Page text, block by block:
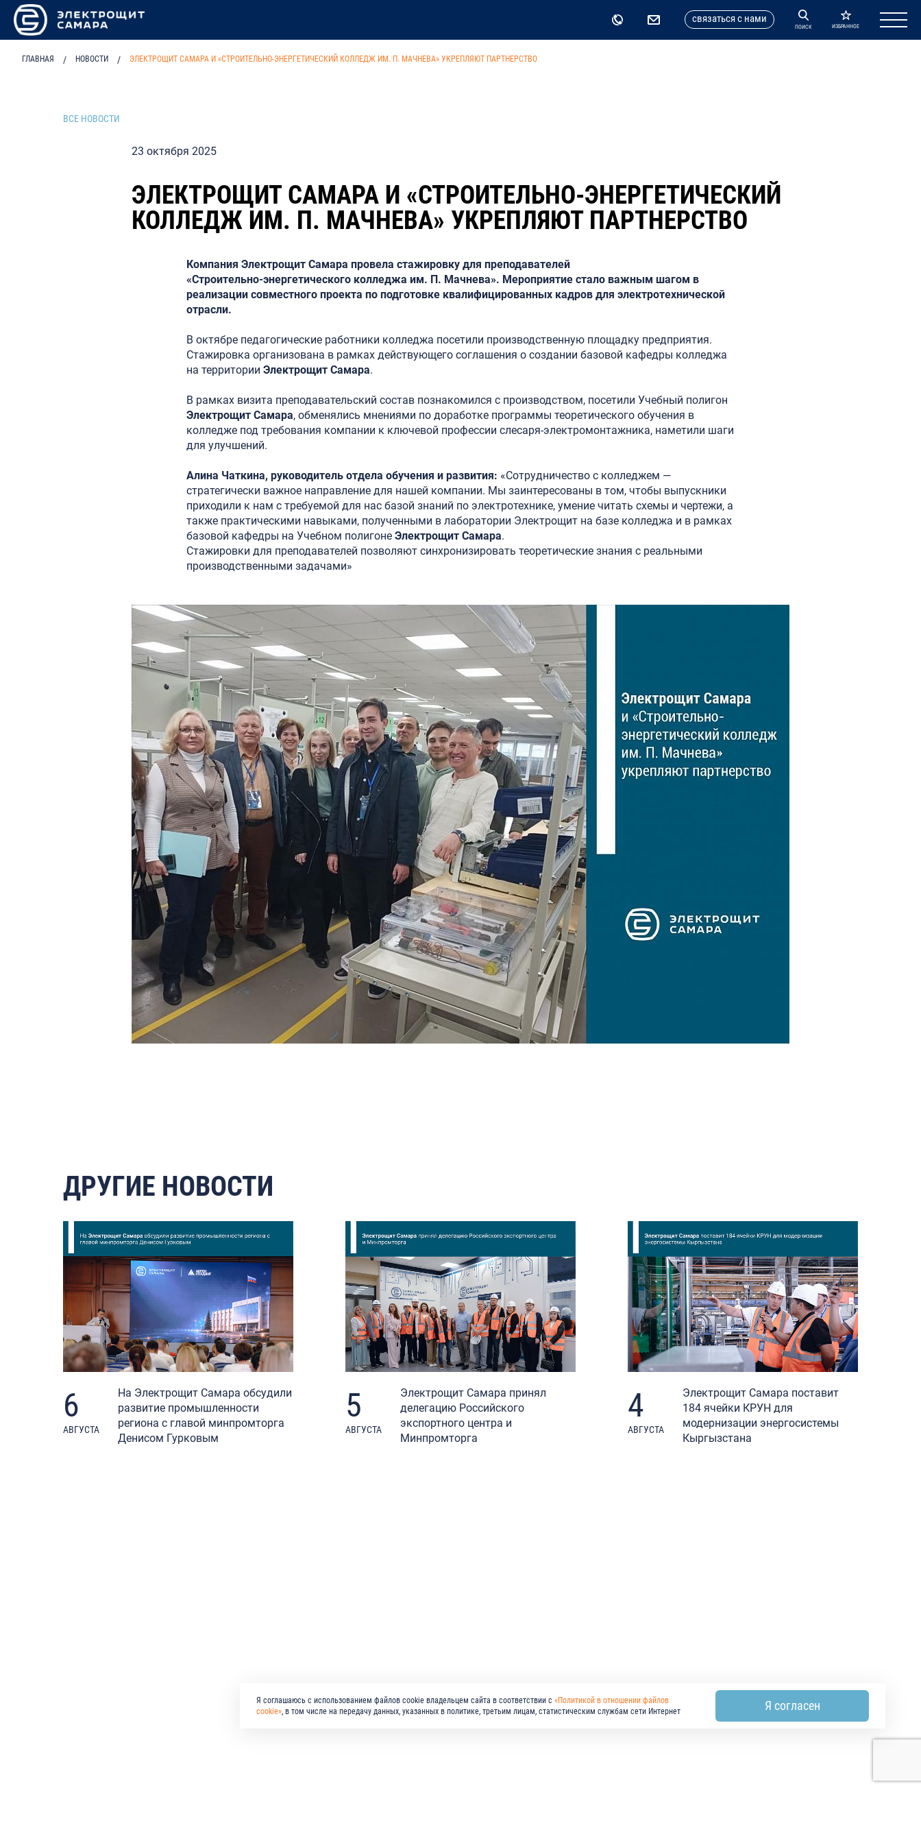
cвязаться с нами
ПОИСК ИЗБРАННОЕ
ГЛАВНАЯ / НОВОСТИ / ЭЛЕКТРОЩИТ САМАРА И «СТРОИТЕЛЬНО-ЭНЕРГЕТИЧЕСКИЙ КОЛЛЕДЖ ИМ. П. МАЧНЕВА» УКРЕПЛЯЮТ ПАРТНЕРСТВО
ВСЕ НОВОСТИ
23 октября 2025
ЭЛЕКТРОЩИТ САМАРА И «СТРОИТЕЛЬНО-ЭНЕРГЕТИЧЕСКИЙ
КОЛЛЕДЖ ИМ. П. МАЧНЕВА» УКРЕПЛЯЮТ ПАРТНЕРСТВО
Компания Электрощит Самара провела стажировку для преподавателей
«Строительно‑энергетического колледжа им. П. Мачнева». Мероприятие стало важным шагом в
реализации совместного проекта по подготовке квалифицированных кадров для электротехнической
отрасли.
В октябре педагогические работники колледжа посетили производственную площадку предприятия.
Стажировка организована в рамках действующего соглашения о создании базовой кафедры колледжа
на территории Электрощит Самара.
В рамках визита преподавательский состав познакомился с производством, посетили Учебный полигон
Электрощит Самара, обменялись мнениями по доработке программы теоретического обучения в
колледже под требования компании к ключевой профессии слесаря-электромонтажника, наметили шаги
для улучшений.
Алина Чаткина, руководитель отдела обучения и развития: «Сотрудничество с колледжем —
стратегически важное направление для нашей компании. Мы заинтересованы в том, чтобы выпускники
приходили к нам с требуемой для нас базой знаний по электротехнике, умение читать схемы и чертежи, а
также практическими навыками, полученными в лаборатории Электрощит на базе колледжа и в рамках
базовой кафедры на Учебном полигоне Электрощит Самара.
Стажировки для преподавателей позволяют синхронизировать теоретические знания с реальными
производственными задачами»
ДРУГИЕ НОВОСТИ
6
АВГУСТА
На Электрощит Самара обсудили
развитие промышленности
региона с главой минпромторга
Денисом Гурковым
5
АВГУСТА
Электрощит Самара принял
делегацию Российского
экспортного центра и
Минпромторга
4
АВГУСТА
Электрощит Самара поставит
184 ячейки КРУН для
модернизации энергосистемы
Кыргызстана
Я соглашаюсь с использованием файлов cookie владельцем сайта в соответствии с «Политикой в отношении файлов
cookie», в том числе на передачу данных, указанных в политике, третьим лицам, статистическим службам сети Интернет Я согласен